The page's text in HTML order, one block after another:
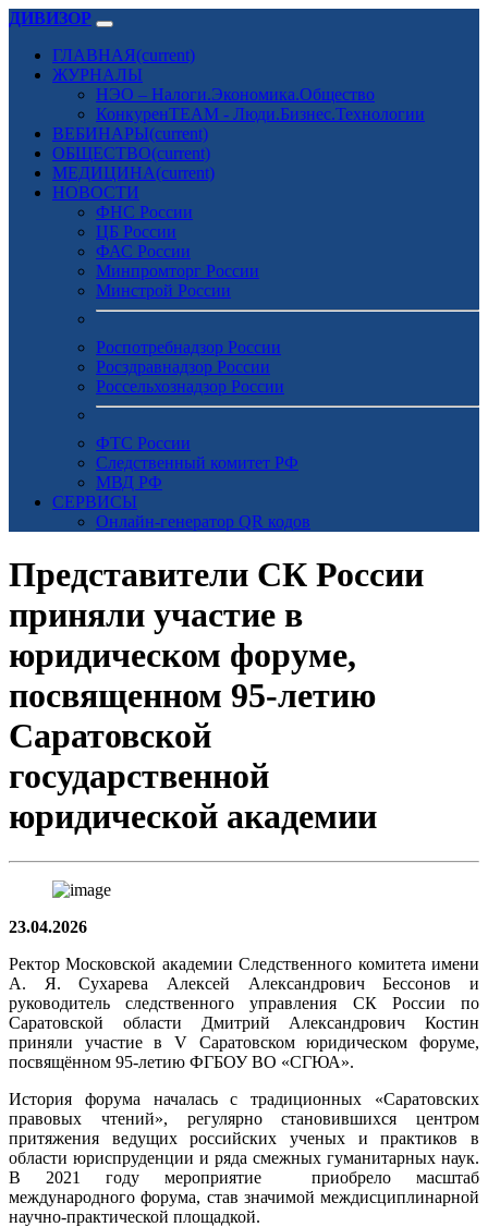
ДИВИЗОР
ГЛАВНАЯ(current)
ЖУРНАЛЫ
НЭО – Налоги.Экономика.Общество
КонкуренTEAM - Люди.Бизнес.Технологии
ВЕБИНАРЫ(current)
ОБЩЕСТВО(current)
МЕДИЦИНА(current)
НОВОСТИ
ФНС России
ЦБ России
ФАС России
Минпромторг России
Минстрой России
Роспотребнадзор России
Росздравнадзор России
Россельхознадзор России
ФТС России
Следственный комитет РФ
МВД РФ
СЕРВИСЫ
Онлайн-генератор QR кодов
Представители СК России
приняли участие в
юридическом форуме,
посвященном 95-летию
Саратовской
государственной
юридической академии
23.04.2026
Ректор Московской академии Следственного комитета имени
А. Я. Сухарева Алексей Александрович Бессонов и
руководитель следственного управления СК России по
Саратовской области Дмитрий Александрович Костин
приняли участие в V Саратовском юридическом форуме,
посвящённом 95-летию ФГБОУ ВО «СГЮА».
История форума началась с традиционных «Саратовских
правовых чтений», регулярно становившихся центром
притяжения ведущих российских ученых и практиков в
области юриспруденции и ряда смежных гуманитарных наук.
В 2021 году мероприятие приобрело масштаб
международного форума, став значимой междисциплинарной
научно-практической площадкой.